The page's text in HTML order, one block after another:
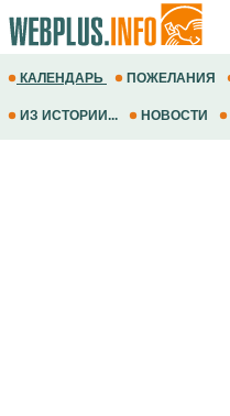
КАЛЕНДАРЬ ПОЖЕЛАНИЯ
ИЗ ИСТОРИИ... НОВОСТИ